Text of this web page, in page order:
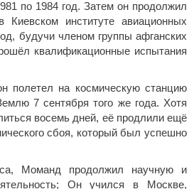
по 1984 год. Затем он продолжил
Киевском институте авиационных
будучи членом группы афганских
квалификационные испытания
полетел на космическую станцию
7 сентября того же года. Хотя
восемь дней, её продлили ещё
сбоя, который был успешно
Моманд продолжил научную и
Он учился в Москве,